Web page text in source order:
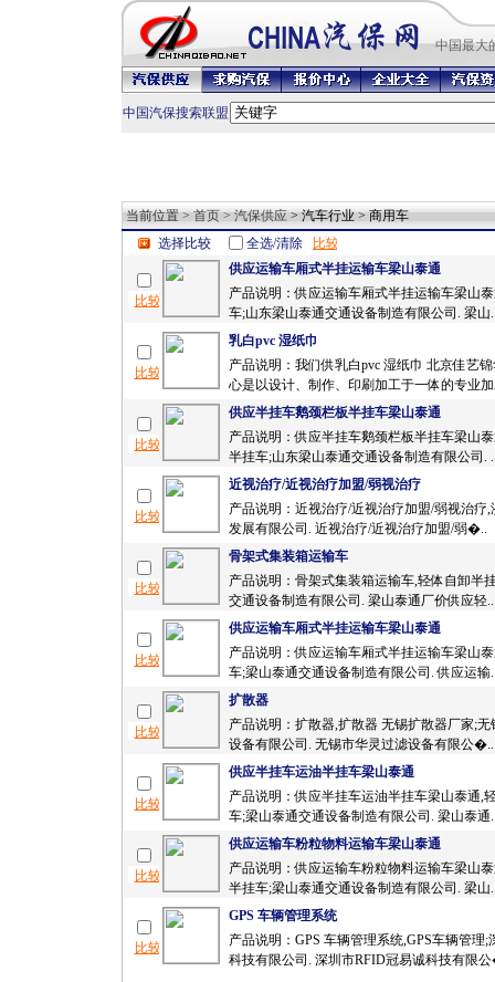
中国最大
中国汽保搜索联盟
当前位置 > 首页 > 汽保供应 > 汽车行业 > 商用车
选择比较
全选/清除
供应运输车厢式半挂运输车梁山泰通
产品说明：供应运输车厢式半挂运输车梁山
车;山东梁山泰通交通设备制造有限公司. 梁山
乳白pvc 湿纸巾
产品说明：我们供乳白pvc 湿纸巾 北京佳艺
心是以设计、制作、印刷加工于一体的专业
供应半挂车鹅颈栏板半挂车梁山泰通
产品说明：供应半挂车鹅颈栏板半挂车梁山
半挂车;山东梁山泰通交通设备制造有限公司.
近视治疗/近视治疗加盟/弱视治疗
产品说明：近视治疗/近视治疗加盟/弱视治疗
发展有限公司. 近视治疗/近视治疗加盟/弱�..
骨架式集装箱运输车
产品说明：骨架式集装箱运输车,轻体自卸半
交通设备制造有限公司. 梁山泰通厂价供应轻..
供应运输车厢式半挂运输车梁山泰通
产品说明：供应运输车厢式半挂运输车梁山
车;梁山泰通交通设备制造有限公司. 供应运输
扩散器
产品说明：扩散器,扩散器 无锡扩散器厂家;
设备有限公司. 无锡市华灵过滤设备有限公�..
供应半挂车运油半挂车梁山泰通
产品说明：供应半挂车运油半挂车梁山泰通,
车;梁山泰通交通设备制造有限公司. 梁山泰通
供应运输车粉粒物料运输车梁山泰通
产品说明：供应运输车粉粒物料运输车梁山
半挂车;梁山泰通交通设备制造有限公司. 梁山
GPS 车辆管理系统
产品说明：GPS 车辆管理系统,GPS车辆管理;
科技有限公司. 深圳市RFID冠易诚科技有限